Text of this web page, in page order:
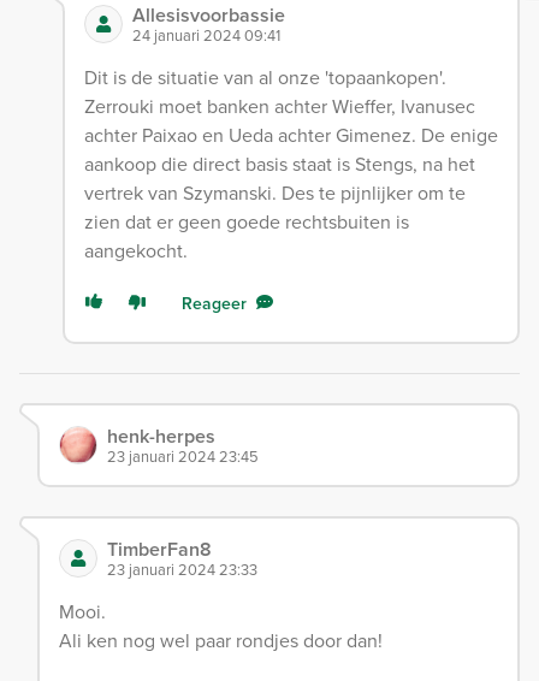
Allesisvoorbassie
24 januari 2024 09:41
Dit is de situatie van al onze 'topaankopen'.
Zerrouki moet banken achter Wieffer, Ivanusec
achter Paixao en Ueda achter Gimenez. De enige
aankoop die direct basis staat is Stengs, na het
vertrek van Szymanski. Des te pijnlijker om te
zien dat er geen goede rechtsbuiten is
aangekocht.
Reageer
henk-herpes
23 januari 2024 23:45
TimberFan8
23 januari 2024 23:33
Mooi.
Ali ken nog wel paar rondjes door dan!